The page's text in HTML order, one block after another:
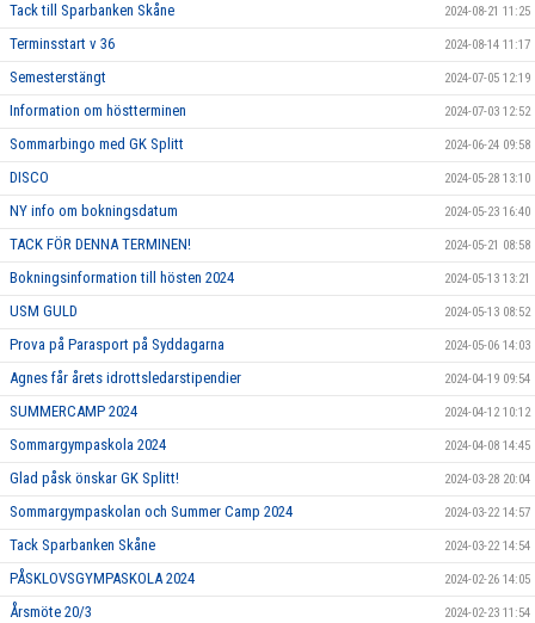
Tack till Sparbanken Skåne 2024-08-21 11:25
Terminsstart v 36 2024-08-14 11:17
Semesterstängt 2024-07-05 12:19
Information om höstterminen 2024-07-03 12:52
Sommarbingo med GK Splitt 2024-06-24 09:58
DISCO 2024-05-28 13:10
NY info om bokningsdatum 2024-05-23 16:40
TACK FÖR DENNA TERMINEN! 2024-05-21 08:58
Bokningsinformation till hösten 2024 2024-05-13 13:21
USM GULD 2024-05-13 08:52
Prova på Parasport på Syddagarna 2024-05-06 14:03
Agnes får årets idrottsledarstipendier 2024-04-19 09:54
SUMMERCAMP 2024 2024-04-12 10:12
Sommargympaskola 2024 2024-04-08 14:45
Glad påsk önskar GK Splitt! 2024-03-28 20:04
Sommargympaskolan och Summer Camp 2024 2024-03-22 14:57
Tack Sparbanken Skåne 2024-03-22 14:54
PÅSKLOVSGYMPASKOLA 2024 2024-02-26 14:05
Årsmöte 20/3 2024-02-23 11:54